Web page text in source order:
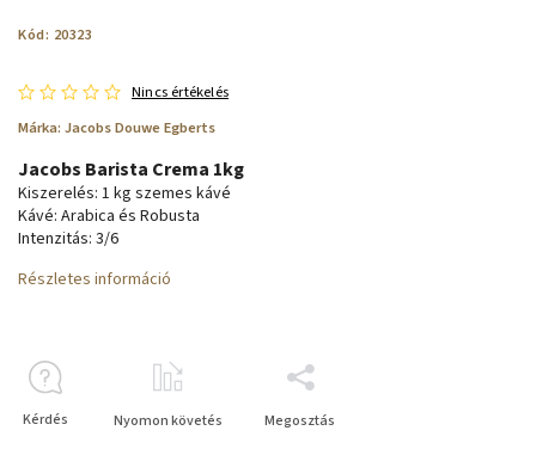
Kód: 20323
Nincs értékelés
Márka: Jacobs Douwe Egberts
Jacobs Barista Crema 1kg
Kiszerelés: 1 kg szemes kávé
Kávé: Arabica és Robusta
Intenzitás: 3/6
Részletes információ
Kérdés Nyomon követés Megosztás